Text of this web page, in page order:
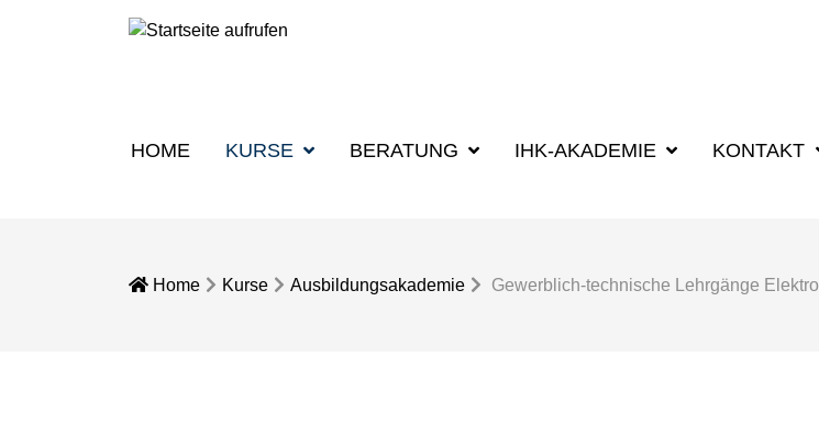
HOME KURSE BERATUNG IHK-AKADEMIE KONTAKT
Home Kurse Ausbildungsakademie Gewerblich-technische Lehrgänge Elektro